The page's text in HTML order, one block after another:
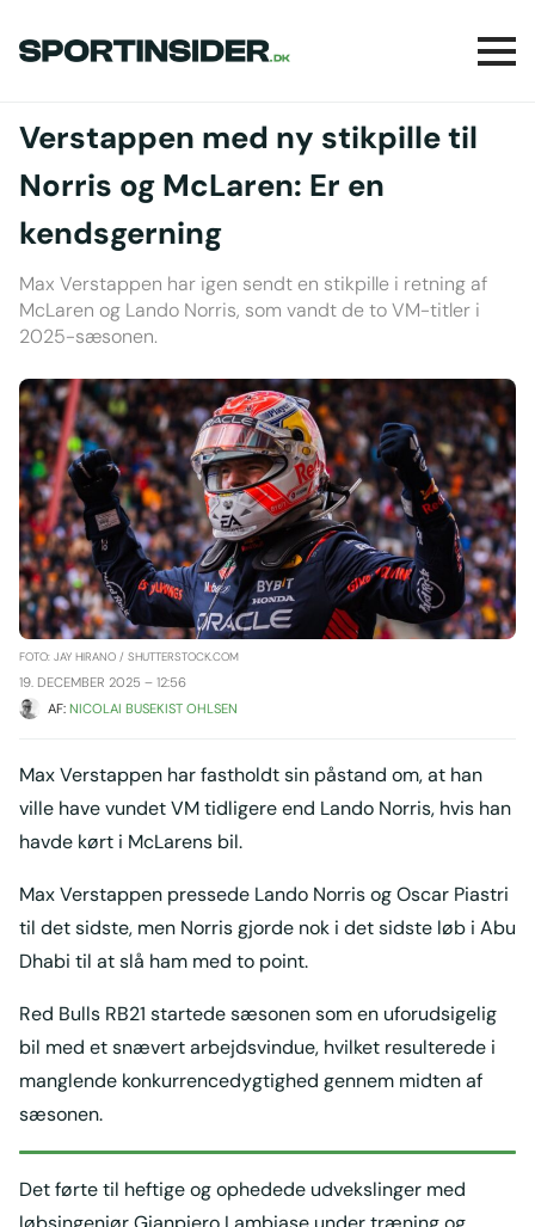
Verstappen med ny stikpille til
Norris og McLaren: Er en
kendsgerning
Max Verstappen har igen sendt en stikpille i retning af
McLaren og Lando Norris, som vandt de to VM-titler i
2025-sæsonen.
FOTO: JAY HIRANO / SHUTTERSTOCK.COM
19. DECEMBER 2025 – 12:56
AF: NICOLAI BUSEKIST OHLSEN
Max Verstappen har fastholdt sin påstand om, at han
ville have vundet VM tidligere end Lando Norris, hvis han
havde kørt i McLarens bil.
Max Verstappen pressede Lando Norris og Oscar Piastri
til det sidste, men Norris gjorde nok i det sidste løb i Abu
Dhabi til at slå ham med to point.
Red Bulls RB21 startede sæsonen som en uforudsigelig
bil med et snævert arbejdsvindue, hvilket resulterede i
manglende konkurrencedygtighed gennem midten af
sæsonen.
Det førte til heftige og ophedede udvekslinger med